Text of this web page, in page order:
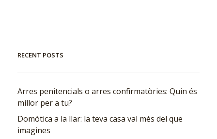
RECENT POSTS
Arres penitencials o arres confirmatòries: Quin és
millor per a tu?
Domòtica a la llar: la teva casa val més del que
imagines